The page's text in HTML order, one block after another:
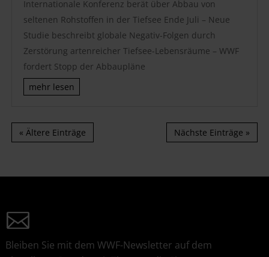
Internationale Konferenz berät über Abbau von
seltenen Rohstoffen in der Tiefsee Ende Juli – Neue
Studie beschreibt globale Negativ-Folgen durch
Zerstörung artenreicher Tiefsee-Lebensräume – WWF
fordert Stopp der Abbaupläne
mehr lesen
« Ältere Einträge Nächste Einträge »
Bleiben Sie mit dem WWF-Newsletter auf dem